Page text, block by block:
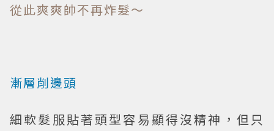
從此爽爽帥不再炸髮～
漸層削邊頭
細軟髮服貼著頭型容易顯得沒精神，但只